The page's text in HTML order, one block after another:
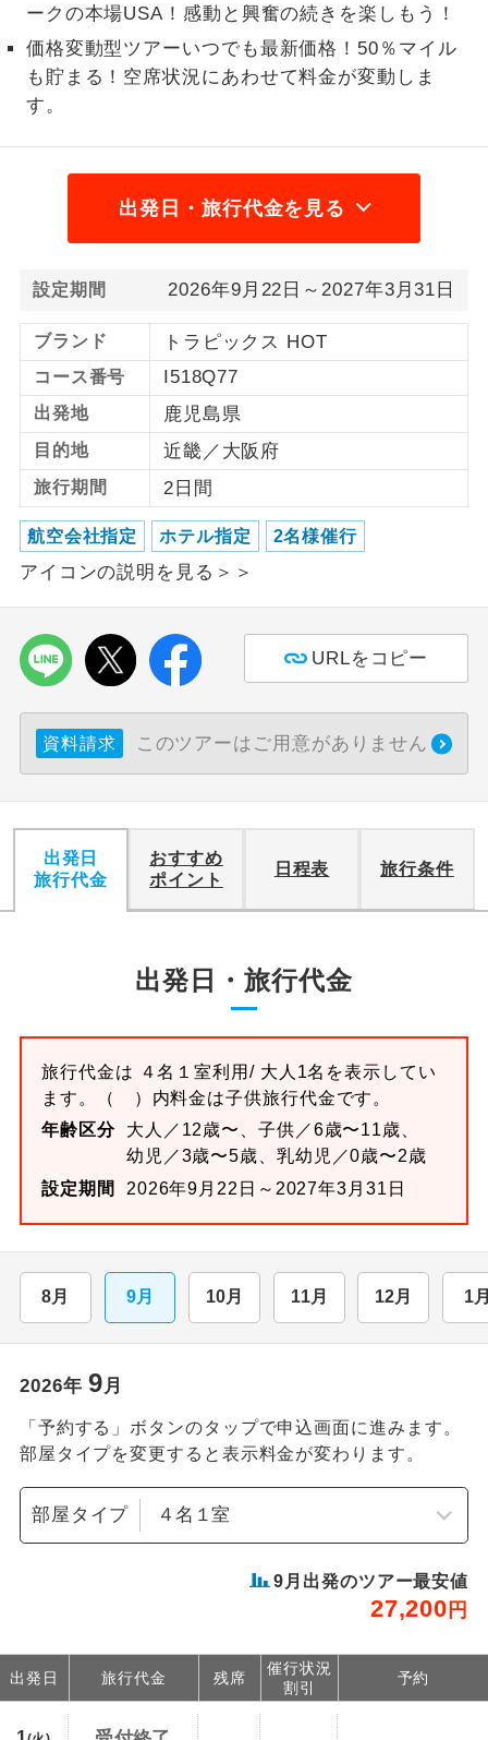
ークの本場USA！感動と興奮の続きを楽しもう！
価格変動型ツアーいつでも最新価格！50％マイル
も貯まる！空席状況にあわせて料金が変動しま
す。
出発日・旅行代金を見る
設定期間 2026年9月22日～2027年3月31日
ブランド トラピックス HOT
コース番号 I518Q77
出発地 鹿児島県
目的地 近畿／大阪府
旅行期間 2日間
航空会社指定 ホテル指定 2名様催行
アイコンの説明を見る＞＞
URLをコピー
資料請求 このツアーはご用意がありません
出発日
旅行代金
おすすめ
ポイント
日程表 旅行条件
出発日・旅行代金
旅行代金は ４名１室利用/ 大人1名を表示してい
ます。
（ ）内料金は子供旅行代金です。
年齢区分
大人／12歳〜、子供／6歳〜11歳、
幼児／3歳〜5歳、乳幼児／0歳〜2歳
設定期間
2026年9月22日～2027年3月31日
8月 9月 10月 11月 12月 1
2026年 9月
「予約する」ボタンのタップで申込画面に進みます。
部屋タイプを変更すると表示料金が変わります。
部屋タイプ
9 月出発のツアー最安値
27,200 円
出発日 旅行代金 残席
催行状況
割引
予約
1名様1室同代
金
1名様1室利用でも追加料金がかからない
コースです。
女性限定でご参加いただけるコースで
す。
航空会社指定
画にとても便利です。
ホテル指定
ご紹介するホテルを指定したコースで
す。
おひとり様バ
ス2席利用
おひとり様でバス席を2席利⽤できま
す。